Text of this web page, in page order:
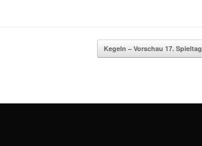
Kegeln – Vorschau 17. Spieltag